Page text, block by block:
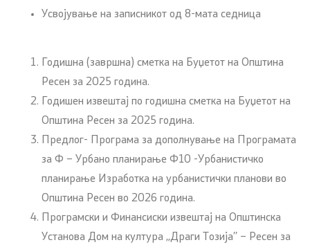
Усвојување на записникот од 8-мата седница
Годишна (завршна) сметка на Буџетот на Општина
Ресен за 2025 година.
Годишен извештај по годишна сметка на Буџетот на
Општина Ресен за 2025 година.
Предлог- Програма за дополнување на Програмата
за Ф – Урбано планирање Ф10 -Урбанистичко
планирање Изработка на урбанистички планови во
Општина Ресен во 2026 година.
Програмски и Финансиски извештај на Општинска
Установа Дом на култура ,,Драги Тозија’’ – Ресен за